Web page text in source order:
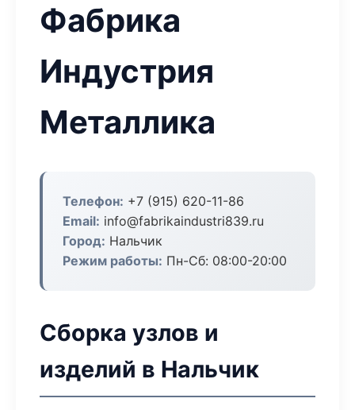
Фабрика
Индустрия
Металлика
Телефон: +7 (915) 620-11-86
Email: info@fabrikaindustri839.ru
Город: Нальчик
Режим работы: Пн-Сб: 08:00-20:00
Сборка узлов и
изделий в Нальчик